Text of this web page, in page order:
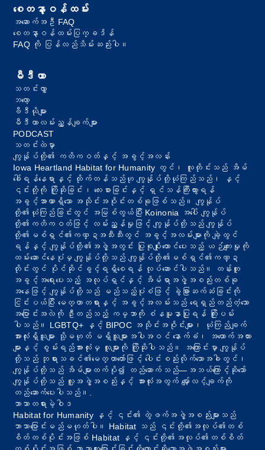
စေတနာ့ဝန်ထမ်း
အဆောက်အဦ FAQ
စေတနာ့ဝန်ထမ်းပြက္ခဒိန်
FAQ ကို ပြန်လည်သိမ်းဆည်းပါ။
မီဒီယာ
သတင်းလွှာ
ဘလော့
ဗီဒီယိုများ
မီဒီယာလမ်းညွှန်ချက်များ
PODCAST
သတင်းထဲမှာ
ကျွန်ုပ်တို့၏ ကတိကဝတ်နှင့် အခွင့်အလန်း
Iowa Heartland Habitat for Humanity တွင်၊ လူတိုင်းသည် အိမ်
ခေါ်ရန်နေရာနှင့် ထိုက်တန်သည်ဟု ကျွန်ုပ်တို့ယုံကြည်သည်၊ နှင့်
၎င်းတို့ကို ကြိုဆိုခြင်း၊ လေးစားခြင်းနှင့် ရှင်သန်ကြီးထွားရန်
အခွင့်အာဏာရှိသော အသိုင်းအဝိုင်းတစ်ခုဖြစ်သည်။ ကျွန်ုပ်
တို့၏ယုံကြည်ခြင်းတွင် အမြစ်တွယ်ပြီး Koinonia အပေါ် ကျွန်ုပ်
တို့၏ကတိကဝတ်ဖြင့် လမ်းညွှန်မှုဖြင့် ကျွန်ုပ်တို့သည် ကျွန်ုပ်
တို့၏မစ်ရှင်၏ကဏ္ဍအသီးသီးတွင် အခွင့်အလမ်းများကို ချဲ့ထွင်
ရန်နှင့် ကျွန်ုပ်တို့၏အဖွဲ့အတွင်း ပြုစုပျိုးထောင်ပေးသည့် ယဉ်ကျေးမှုကို
ထမ်းဆောင်နေပုံမှ ကျွန်ုပ်တို့သည် ကျွန်ုပ်တို့၏မစ်ရှင်၏ကဏ္ဍ
တိုင်းတွင် ပိုင်ဆိုင်ခွင့်ရရှိစေရန် လုပ်ဆောင်ပါသည်။ တန်းတူ
အခွင့်အရေးပေးသည့် အလုပ်ရှင်နှင့် အိမ်ရာအဖွဲ့အစည်းတစ်ခု
အနေဖြင့် ကျွန်ုပ်တို့သည် မည်သည့်ပုံစံဖြင့် ခွဲခြားဆက်ဆံခြင်းကို
ငြင်းပယ်ပြီး မေတ္တာတရားနှင့် အခွင့်အလမ်းသည် ရေရှည်တည်တံ့သော
အပြောင်းအလဲကို ဦးတည်သည့် ကမ္ဘာကို စံနမူနာပြုရန် ကြိုးပမ်း
ပါသည်။ LGBTQ+ နှင့် BIPOC အသိုင်းအဝိုင်းများ၊ ယုံကြည်ချက်
အားလုံးရှိသူများ သို့မဟုတ် မရှိသူများအပါအဝင် နောက်ခံ၊ အထောက်အထား
များနှင့် စွမ်းရည်အားလုံးမှ လူများကို ကြိုဆိုပါသည်။ အကြောင်းမှာ ကျွန်ုပ်
တို့သည် ဘုရားသခင်၏မေတ္တာတော်ဖြင့် ပေါင်းစည်းလိုက်သောအခါတွင်၊
ကျွန်ုပ်တို့သည် အိမ်များထက်ပို၍ တည်ဆောက်သည်—အဘယ်ကြောင့်ဆိုသော်
ကျွန်ုပ်တို့သည် လူ့အဖွဲ့အစည်းနှင့် အားလုံးအတွက် မျှော်လင့်ချက်ကို
တည်ဆောက်ပေးပါသည်။.
ဘာသာတရားမဲ့ဝါဒ
Habitat for Humanity နှင့် ၎င်း၏ တွဲဖက်အဖွဲ့အစည်းများသည်
ဘာသာပြောင်းမည်မဟုတ်ပါ။ Habitat သည် ၎င်းတို့၏အလုပ်၏တစ်
စိတ်တစ်ပိုင်းအဖြစ် Habitat နှင့် ၎င်းတို့၏အလုပ်၏တစ်စိတ်